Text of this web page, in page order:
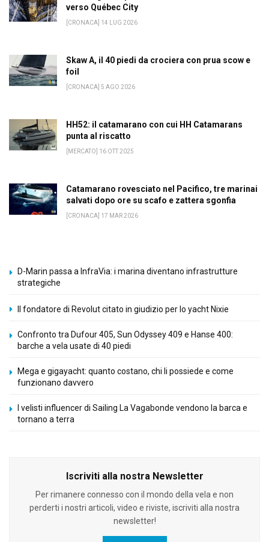
verso Québec City
[CRONACA] 14 LUG 2026
Skaw A, il 40 piedi da crociera con prua scow e
foil
[CRONACA] 5 AGO 2026
HH52: il catamarano con cui HH Catamarans
punta al riscatto
[MERCATO] 16 OTT 2025
Catamarano rovesciato nel Pacifico, tre marinai
salvati dopo ore su scafo e zattera sgonfia
[CRONACA] 17 MAR 2026
D-Marin passa a InfraVia: i marina diventano infrastrutture
strategiche
Il fondatore di Revolut citato in giudizio per lo yacht Nixie
Confronto tra Dufour 405, Sun Odyssey 409 e Hanse 400:
barche a vela usate di 40 piedi
Mega e gigayacht: quanto costano, chi li possiede e come
funzionano davvero
I velisti influencer di Sailing La Vagabonde vendono la barca e
tornano a terra
Iscriviti alla nostra Newsletter
Per rimanere connesso con il mondo della vela e non
perderti i nostri articoli, video e riviste, iscriviti alla nostra
newsletter!